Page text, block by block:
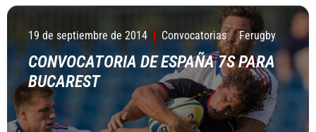
19 de septiembre de 2014 Convocatorias Ferugby
CONVOCATORIA DE ESPAÑA 7S PARA
BUCAREST